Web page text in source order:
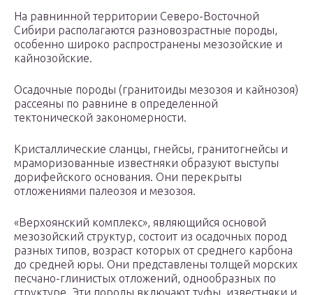
На равнинной территории Северо-Восточной
Сибири располагаются разновозрастные породы,
особенно широко распространены мезозойские и
кайнозойские.
Осадочные породы (гранитоиды мезозоя и кайнозоя)
рассеяны по равнине в определенной
тектонической закономерности.
Кристаллические сланцы, гнейсы, гранитогнейсы и
мраморизованные известняки образуют выступы
дорифейского основания. Они перекрыты
отложениями палеозоя и мезозоя.
«Верхоянский комплекс», являющийся основой
мезозойский структур, состоит из осадочных пород
разных типов, возраст которых от среднего карбона
до средней юры. Они представлены толщей морских
песчано-глинистых отложений, однообразных по
структуре. Эти породы включают туфы, известняки и